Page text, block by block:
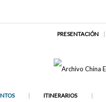
PRESENTACIÓN
ITINERARIOS